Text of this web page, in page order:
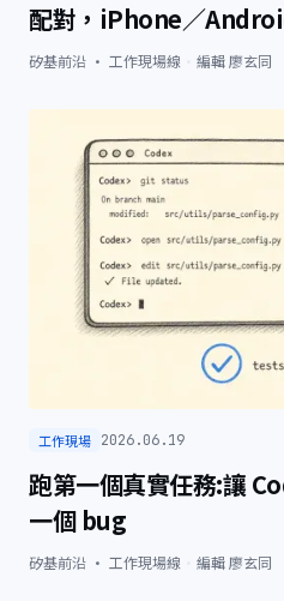
配對，iPhone／
矽基前沿 · 工作現場線 編輯廖玄同
工作現場 2026.06.19
跑第一個真實任務:讓
一個 bug
矽基前沿 · 工作現場線 編輯廖玄同